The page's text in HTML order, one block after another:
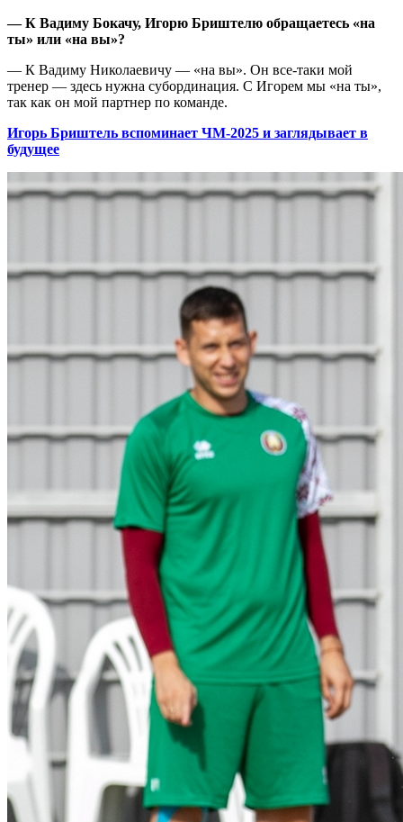
— К Вадиму Бокачу, Игорю Бриштелю обращаетесь «на
ты» или «на вы»?
— К Вадиму Николаевичу — «на вы». Он все-таки мой
тренер — здесь нужна субординация. С Игорем мы «на ты»,
так как он мой партнер по команде.
Игорь Бриштель вспоминает ЧМ-2025 и заглядывает в
будущее